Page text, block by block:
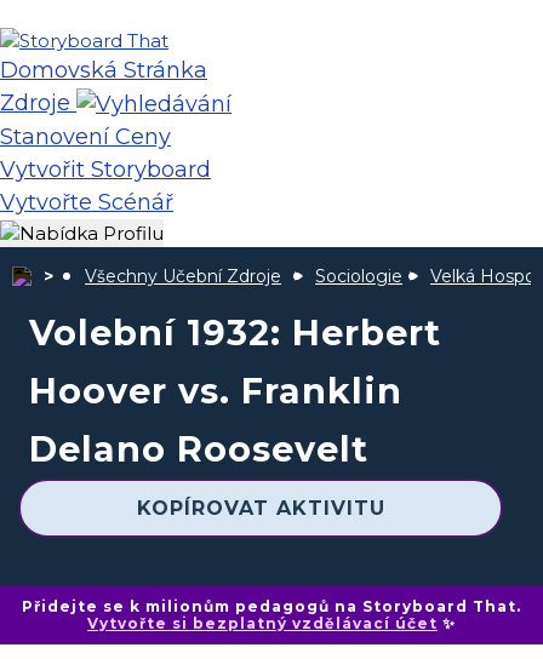
Domovská Stránka
Zdroje
Stanovení Ceny
Vytvořit Storyboard
Vytvořte Scénář
Všechny Učební Zdroje Sociologie Velká
Volební 1932: Herbert
Hoover vs. Franklin
Delano Roosevelt
KOPÍROVAT AKTIVITU
Přidejte se k milionům pedagogů na Storyboard That.
Vytvořte si bezplatný vzdělávací účet ✨